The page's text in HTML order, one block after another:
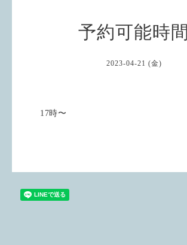
予約可能時間
2023-04-21 (金)
17時〜